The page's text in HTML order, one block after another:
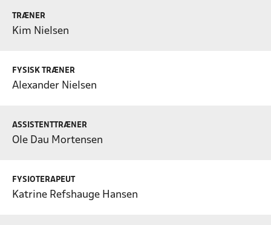
TRÆNER
Kim Nielsen
FYSISK TRÆNER
Alexander Nielsen
ASSISTENTTRÆNER
Ole Dau Mortensen
FYSIOTERAPEUT
Katrine Refshauge Hansen